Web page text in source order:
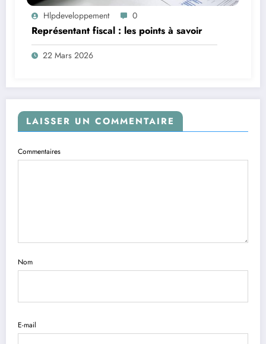
Hlpdeveloppement 0
Représentant fiscal : les points à savoir
22 Mars 2026
LAISSER UN COMMENTAIRE
Commentaires
Nom
E-mail